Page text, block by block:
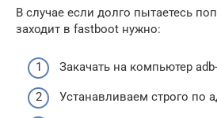
В случае если долго пытаетесь
заходит в fastboot нужно:
Закачать на компьютер
Устанавливаем строго по